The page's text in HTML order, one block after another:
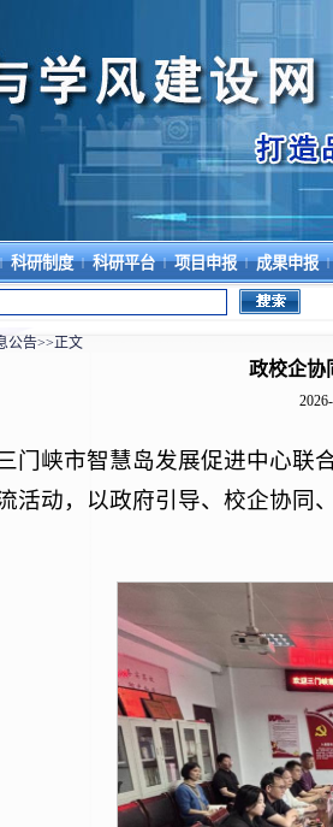
| 科研制度 | 科研平台 | 项目申报 | 成果申报 |
公告>>正文
政校企协
门峡市智慧岛发展促进中心联
活动，以政府引导、校企协同